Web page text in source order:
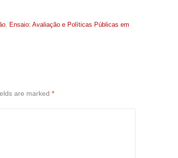
Ensaio: Avaliação e Políticas Públicas em
are marked *